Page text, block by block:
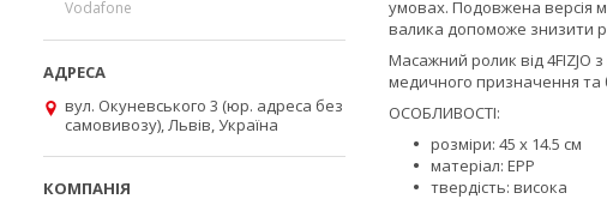
умовах. Подовжена версія
валика допоможе знизити
Масажний ролик від4FIZJO
медичного призначення та
ОСОБЛИВОСТІ:
розміри: 45 x 14.5 см
матеріал: EPP
твердість: висока
Vodafone
вул. Окуневського 3 (юр. адреса без
самовивозу), Львів, Україна